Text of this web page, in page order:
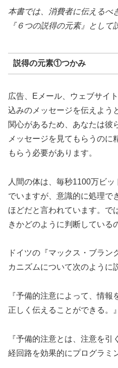
本書では、消費者に伝えるべ
『６つの説得の元素』として
説得の元素①つかみ
広告、Eメール、ウェブサイ
込みのメッセージを伝えよう
関心があるため、あなたは彼
メッセージを見てもらうのに
もらう必要があります。
人間の体は、毎秒1100万ビ
でいますが、意識的に処理で
ほどだと言われています。で
きかどのように判断している
ドイツの『マックス・ブラン
カニズムについて次のように
『予備的注意によって、情
正しく伝えることができる。』
『予備的注意とは、注意を
経回路を効果的にプログラミ